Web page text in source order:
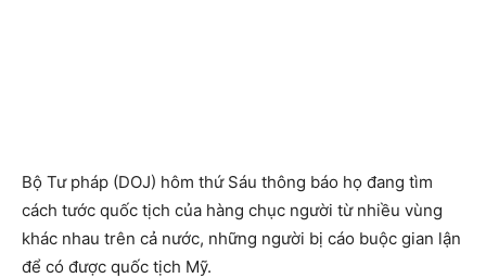
Bộ Tư pháp (DOJ) hôm thứ Sáu thông báo họ đang tìm
cách tước quốc tịch của hàng chục người từ nhiều vùng
khác nhau trên cả nước, những người bị cáo buộc gian lận
để có được quốc tịch Mỹ.